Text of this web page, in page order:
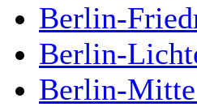
Berlin-
Berlin-
Berlin-